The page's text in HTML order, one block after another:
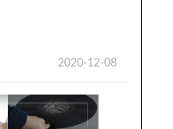
2020-12-08